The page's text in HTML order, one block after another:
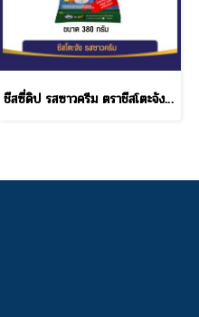
ชีสซี่ดิป รสซาวครีม ตราชีสโตะจัง แบบถุง ขนาด 380 กรัม